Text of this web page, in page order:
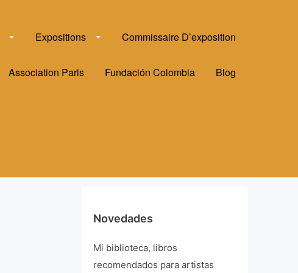
Expositions Commissaire D’exposition
Association Paris Fundación Colombia Blog
Novedades
Mi biblioteca, libros
recomendados para artistas